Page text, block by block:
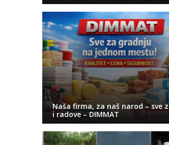
Naša firma, za naš narod – sve
i radove – DIMMAT